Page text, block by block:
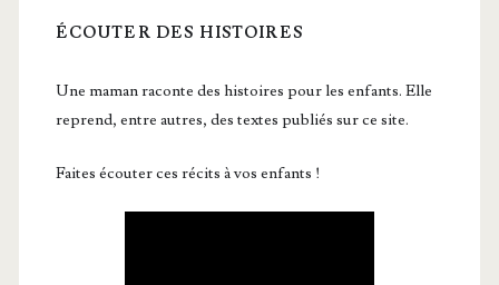
ÉCOUTER DES HISTOIRES
Une maman raconte des histoires pour les enfants. Elle
reprend, entre autres, des textes publiés sur ce site.
Faites écouter ces récits à vos enfants !